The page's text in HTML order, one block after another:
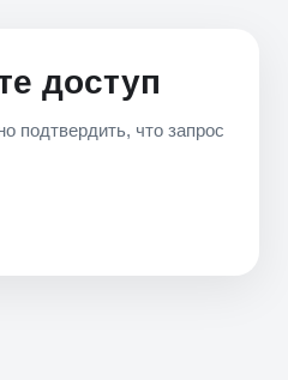
доступ
подтвердить, что запрос